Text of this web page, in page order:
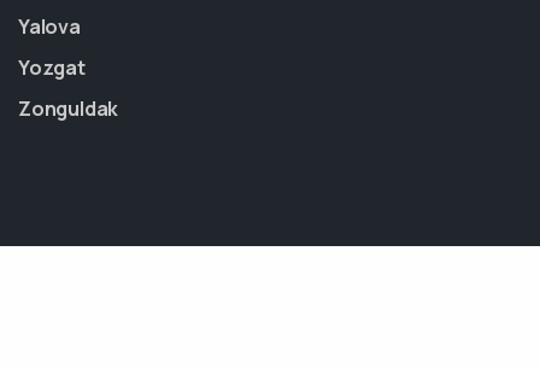
Yalova
Yozgat
Zonguldak